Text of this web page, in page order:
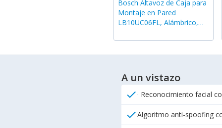
Bosch Altavoz de Caja para
Montaje en Pared
LB10UC06FL, Alámbrico,
A un vistazo
check · Reconocimiento facial
checkAlgoritmo anti-spoofing